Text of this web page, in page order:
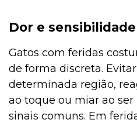
Dor e
Gatos com feridas
de forma discreta.
determinada região,
ao toque ou miar ao
sinais comuns. Em